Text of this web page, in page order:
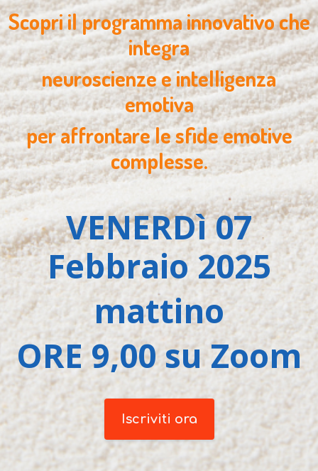
Scopri il programma innovativo che
integra
neuroscienze e intelligenza
emotiva
per affrontare le sfide emotive
complesse.
VENERDì 07
Febbraio 2025
mattino
ORE 9,00 su Zoom
Iscriviti ora